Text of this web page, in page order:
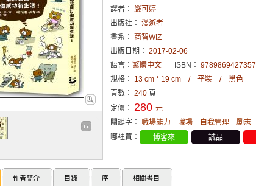
譯者： 嚴可婷
出版社： 漫遊者
書系： 商智WIZ
出版日期： 2017-02-06
語言： 繁體中文 ISBN： 9789869427357
規格： 13 cm * 19 cm / 平裝 / 黑色
頁數： 240 頁
定價： 280 元
關鍵字： 職場能力 職場 自我管理 勵志
哪裡買：
博客來 誠品
作者簡介 目錄 序 相關書目